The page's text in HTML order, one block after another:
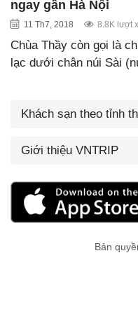
ngay gần Hà Nội
11 Th7, 2018 8.8K lượt
Chùa Thầy còn gọi là
lạc dưới chân núi Sài
Khách sạn theo tỉnh
Giới thiệu VNTRIP
Bản